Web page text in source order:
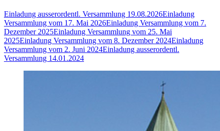
Einladung ausserordentl. Versammlung 19.08.2026Einladung
Versammlung vom 17. Mai 2026Einladung Versammlung vom 7.
Dezember 2025Einladung Versammlung vom 25. Mai
2025Einladung Versammlung vom 8. Dezember 2024Einladung
Versammlung vom 2. Juni 2024Einladung ausserordentl.
Versammlung 14.01.2024